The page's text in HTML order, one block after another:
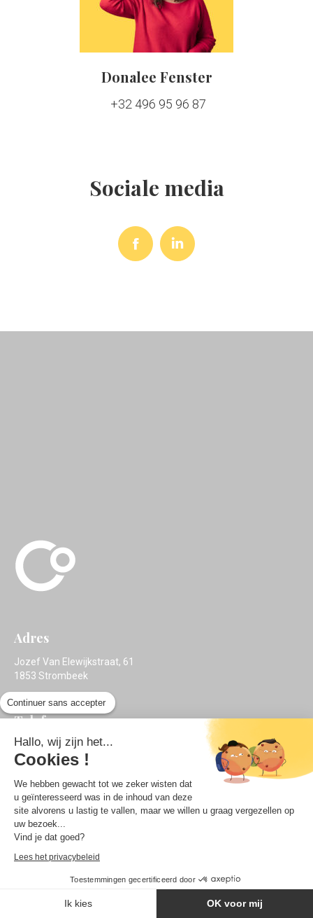
Donalee Fenster
+32 496 95 96 87
Sociale media
FacebookLinkedin
Adres
Jozef Van Elewijkstraat, 61
1853 Strombeek
Telefoon
Donalee:+32 496 95 96 87
Sybille: +32 479 79 35 79
Sociale media
Vind ons op:
Facebook
page
Linkedin
page
opens
Mail
page
opens
Continuer sans accepter
Hallo, wij zijn het...
Cookies !
We hebben gewacht tot we zeker wisten dat
u geïnteresseerd was in de inhoud van deze
site alvorens u lastig te vallen, maar we willen u graag vergezellen op
uw bezoek...
Vind je dat goed?
Lees het privacybeleid
Toestemmingen gecertificeerd door
Ik kies OK voor mij